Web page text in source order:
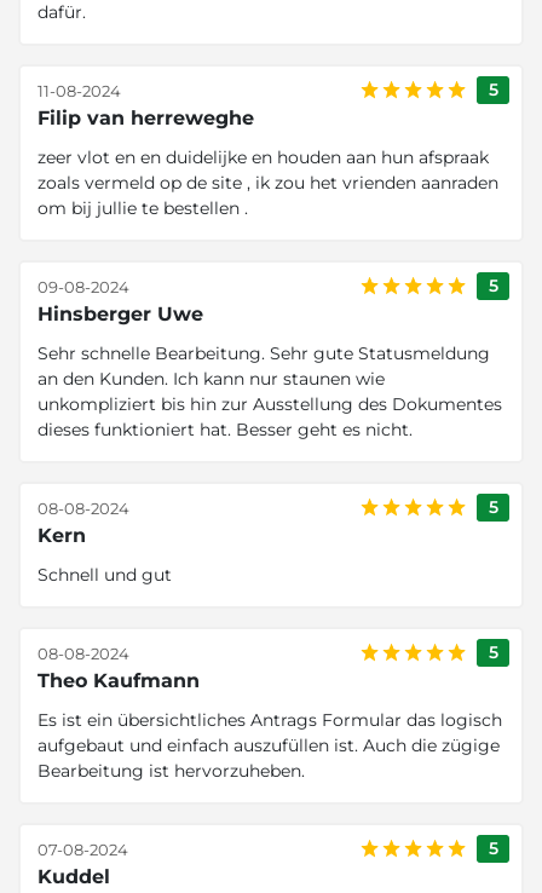
dafür.
5
Filip van herreweghe
11-08-2024
zeer vlot en en duidelijke en houden aan hun afspraak
zoals vermeld op de site , ik zou het vrienden aanraden
om bij jullie te bestellen .
5
Hinsberger Uwe
09-08-2024
Sehr schnelle Bearbeitung. Sehr gute Statusmeldung
an den Kunden. Ich kann nur staunen wie
unkompliziert bis hin zur Ausstellung des Dokumentes
dieses funktioniert hat. Besser geht es nicht.
5
Kern
08-08-2024
Schnell und gut
5
Theo Kaufmann
08-08-2024
Es ist ein übersichtliches Antrags Formular das logisch
aufgebaut und einfach auszufüllen ist. Auch die zügige
Bearbeitung ist hervorzuheben.
5
Kuddel
07-08-2024